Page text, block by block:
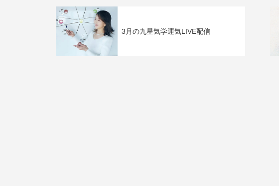
3月の九星気学運気LIVE配信